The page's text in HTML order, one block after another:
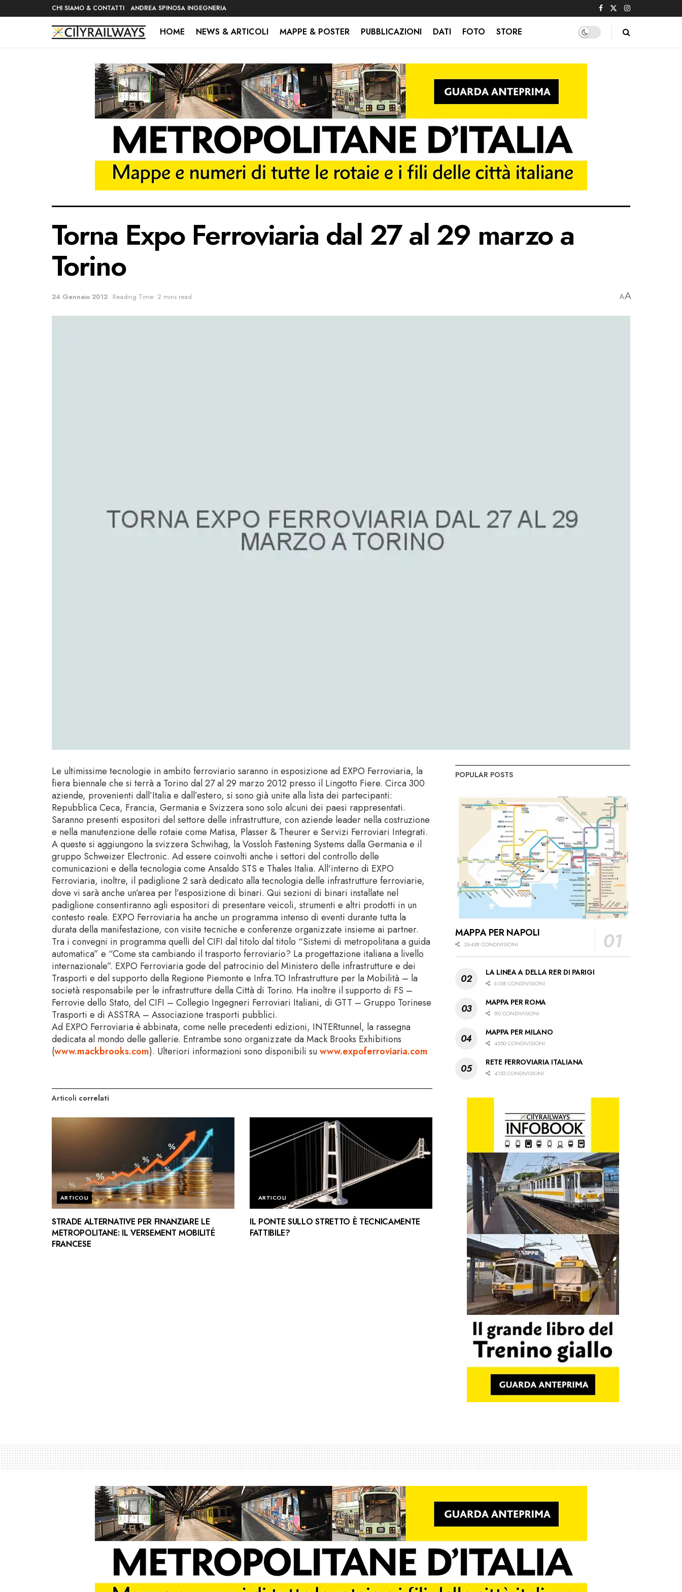
CHI SIAMO & CONTATTI ANDREA SPINOSA INGEGNERIA
HOME NEWS & ARTICOLI MAPPE & POSTER PUBBLICAZIONI DATI FOTO STORE
Torna Expo Ferroviaria dal 27 al 29 marzo a
Torino
24 Gennaio 2012 Reading Time: 2 mins read AA
Le ultimissime tecnologie in ambito ferroviario saranno in esposizione ad EXPO Ferroviaria, la
fiera biennale che si terrà a Torino dal 27 al 29 marzo 2012 presso il Lingotto Fiere. Circa 300
aziende, provenienti dall’Italia e dall’estero, si sono già unite alla lista dei partecipanti:
Repubblica Ceca, Francia, Germania e Svizzera sono solo alcuni dei paesi rappresentati.
Saranno presenti espositori del settore delle infrastrutture, con aziende leader nella costruzione
e nella manutenzione delle rotaie come Matisa, Plasser & Theurer e Servizi Ferroviari Integrati.
A queste si aggiungono la svizzera Schwihag, la Vossloh Fastening Systems dalla Germania e il
gruppo Schweizer Electronic. Ad essere coinvolti anche i settori del controllo delle
comunicazioni e della tecnologia come Ansaldo STS e Thales Italia. All’interno di EXPO
Ferroviaria, inoltre, il padiglione 2 sarà dedicato alla tecnologia delle infrastrutture ferroviarie,
dove vi sarà anche un’area per l’esposizione di binari. Qui sezioni di binari installate nel
padiglione consentiranno agli espositori di presentare veicoli, strumenti e altri prodotti in un
contesto reale. EXPO Ferroviaria ha anche un programma intenso di eventi durante tutta la
durata della manifestazione, con visite tecniche e conferenze organizzate insieme ai partner.
Tra i convegni in programma quelli del CIFI dal titolo dal titolo “Sistemi di metropolitana a guida
automatica” e “Come sta cambiando il trasporto ferroviario? La progettazione italiana a livello
internazionale”. EXPO Ferroviaria gode del patrocinio del Ministero delle infrastrutture e dei
Trasporti e del supporto della Regione Piemonte e Infra.TO Infrastrutture per la Mobilità – la
società responsabile per le infrastrutture della Città di Torino. Ha inoltre il supporto di FS –
Ferrovie dello Stato, del CIFI – Collegio Ingegneri Ferroviari Italiani, di GTT – Gruppo Torinese
Trasporti e di ASSTRA – Associazione trasporti pubblici.
Ad EXPO Ferroviaria è abbinata, come nelle precedenti edizioni, INTERtunnel, la rassegna
dedicata al mondo delle gallerie. Entrambe sono organizzate da Mack Brooks Exhibitions
(www.mackbrooks.com). Ulteriori informazioni sono disponibili suwww.expoferroviaria.com
Articoli correlati
ARTICOLI
STRADE ALTERNATIVE PER FINANZIARE LE
METROPOLITANE: IL VERSEMENT MOBILITÉ
FRANCESE
ARTICOLI
IL PONTE SULLO STRETTO È TECNICAMENTE
FATTIBILE?
POPULAR POSTS
MAPPA PER NAPOLI
26438 CONDIVISIONI
LA LINEA A DELLA RER DI PARIGI
6158 CONDIVISIONI
MAPPA PER ROMA
80 CONDIVISIONI
MAPPA PER MILANO
4550 CONDIVISIONI
RETE FERROVIARIA ITALIANA
4153 CONDIVISIONI